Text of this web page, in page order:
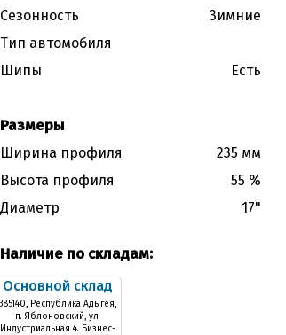
Сезонность
Зимние
Тип автомобиля
Шипы
Есть
Размеры
Ширина профиля
235 мм
Высота профиля
55 %
Диаметр
17"
Наличие по складам:
Основной склад
385140, Республика Адыгея,
п. Яблоновский, ул.
Индустриальная 4. Бизнес-